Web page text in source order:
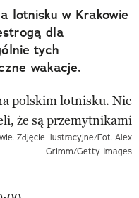
lotnisku w Krakowie
dla
tych
wakacje.
Zdjęcie ilustracyjne/Fot. Alex
Grimm/Getty Images